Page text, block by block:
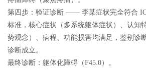
第四步：验证诊断 —— 李某症状完全符合
标准，核心症状（多系统躯体症状）、认知
势观念）、病程、功能损害均满足，鉴别诊
诊断成立。
最终诊断：躯体化障碍（F45.0）。